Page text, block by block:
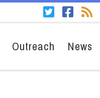
Outreach News